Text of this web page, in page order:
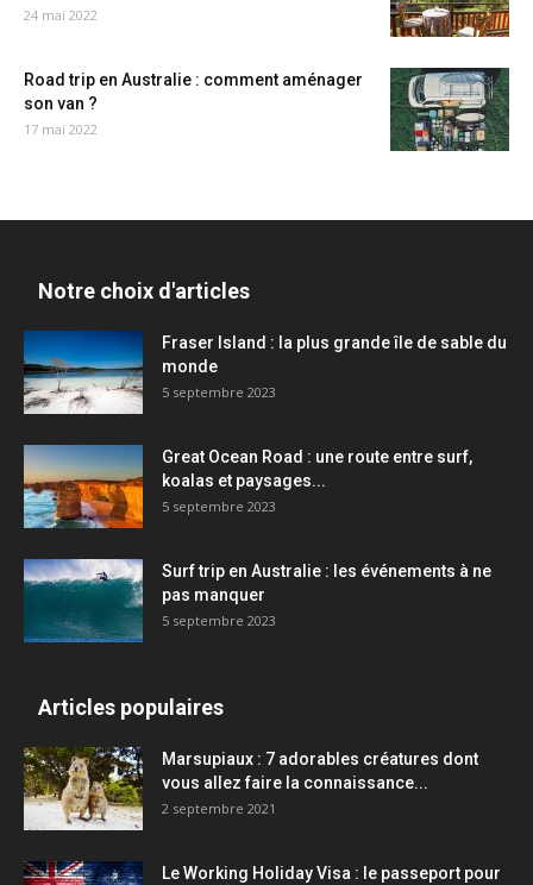
24 mai 2022
Road trip en Australie : comment aménager
son van ?
17 mai 2022
Notre choix d'articles
Fraser Island : la plus grande île de sable du
monde
5 septembre 2023
Great Ocean Road : une route entre surf,
koalas et paysages...
5 septembre 2023
Surf trip en Australie : les événements à ne
pas manquer
5 septembre 2023
Articles populaires
Marsupiaux : 7 adorables créatures dont
vous allez faire la connaissance...
2 septembre 2021
Le Working Holiday Visa : le passeport pour